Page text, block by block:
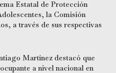
Estatal de Protección
la Comisión
a través de sus respectivas
Martínez destacó que
a nivel nacional en